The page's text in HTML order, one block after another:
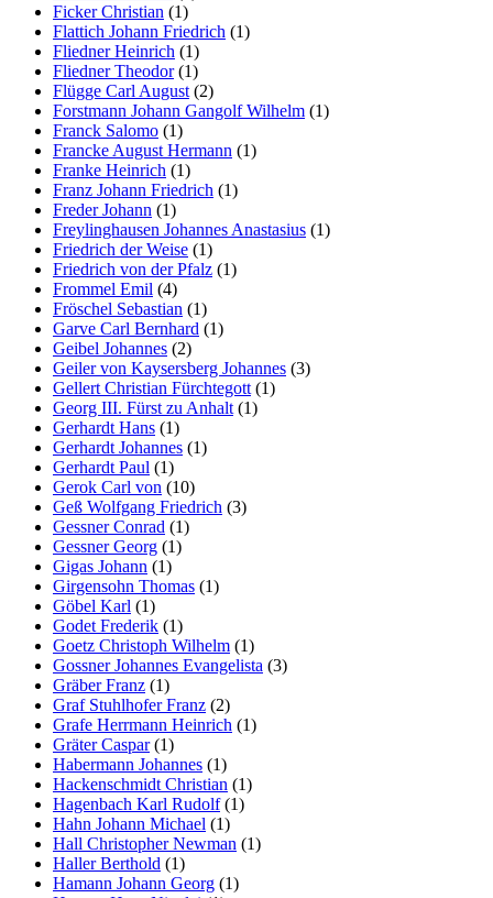
Ficker Christian (1)
Flattich Johann Friedrich (1)
Fliedner Heinrich (1)
Fliedner Theodor(1)
Flügge Carl August (2)
Forstmann Johann Gangolf Wilhelm (1)
Franck Salomo (1)
Francke August Hermann (1)
Franke Heinrich (1)
Franz Johann Friedrich (1)
Freder Johann (1)
Freylinghausen Johannes Anastasius (1)
Friedrich der Weise (1)
Friedrich von der Pfalz (1)
Frommel Emil (4)
Fröschel Sebastian (1)
Garve Carl Bernhard (1)
Geibel Johannes (2)
Geiler von Kaysersberg Johannes (3)
Gellert Christian Fürchtegott (1)
Georg III. Fürst zu Anhalt (1)
Gerhardt Hans (1)
Gerhardt Johannes (1)
Gerhardt Paul (1)
Gerok Carl von (10)
Geß Wolfgang Friedrich (3)
Gessner Conrad (1)
Gessner Georg (1)
Gigas Johann (1)
Girgensohn Thomas (1)
Göbel Karl (1)
Godet Frederik (1)
Goetz Christoph Wilhelm (1)
Gossner Johannes Evangelista (3)
Gräber Franz (1)
Graf Stuhlhofer Franz (2)
Grafe Herrmann Heinrich (1)
Gräter Caspar(1)
Habermann Johannes (1)
Hackenschmidt Christian (1)
Hagenbach Karl Rudolf(1)
Hahn Johann Michael (1)
Hall Christopher Newman (1)
Haller Berthold (1)
Hamann Johann Georg (1)